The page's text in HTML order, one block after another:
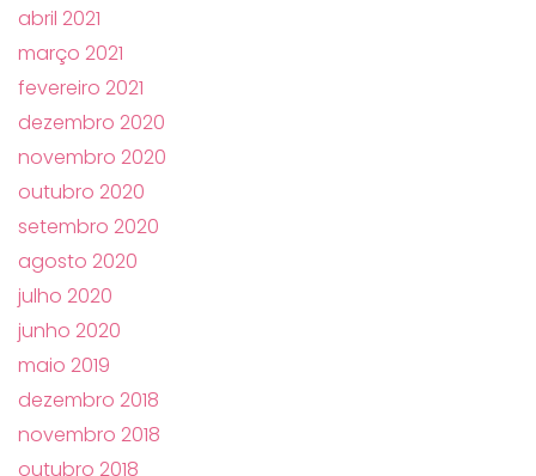
abril 2021
março 2021
fevereiro 2021
dezembro 2020
novembro 2020
outubro 2020
setembro 2020
agosto 2020
julho 2020
junho 2020
maio 2019
dezembro 2018
novembro 2018
outubro 2018